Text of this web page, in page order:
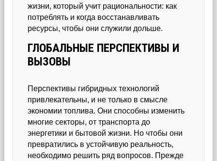
жизни, который учит рациональности: как
потреблять и когда восстанавливать
ресурсы, чтобы они служили дольше.
ГЛОБАЛЬНЫЕ ПЕРСПЕКТИВЫ И
ВЫЗОВЫ
Перспективы гибридных технологий
привлекательны, и не только в смысле
экономии топлива. Они способны изменить
многие секторы, от транспорта до
энергетики и бытовой жизни. Но чтобы они
превратились в устойчивую реальность,
необходимо решить ряд вопросов. Прежде